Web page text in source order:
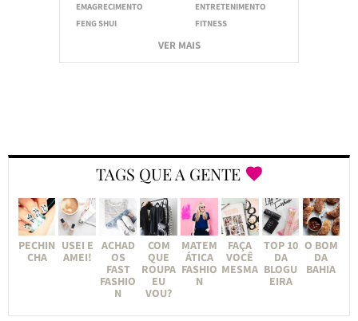
EMAGRECIMENTO
ENTRETENIMENTO
FENG SHUI
FITNESS
VER MAIS
TAGS QUE A GENTE
PECHIN
CHA
USEI E
AMEI!
ACHAD
OS
FAST
FASHIO
N
COM
QUE
ROUPA
EU
VOU?
MATEM
ÁTICA
FASHIO
N
FAÇA
VOCÊ
MESMA
TOP 10
DA
BLOGU
EIRA
O BOM
DA
BAHIA